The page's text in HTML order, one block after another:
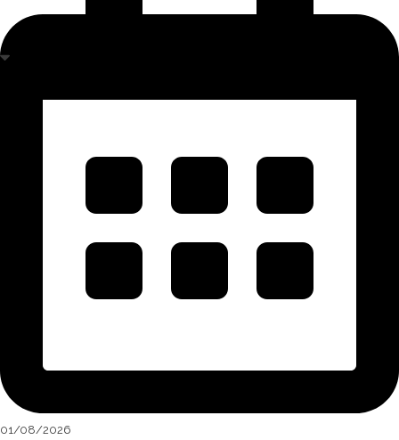
01/08/2026